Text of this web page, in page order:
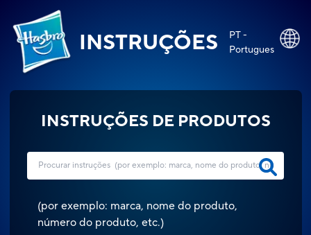
INSTRUÇÕES
PT -
Portugues
INSTRUÇÕES DE PRODUTOS
(por exemplo: marca, nome do produto,
número do produto, etc.)